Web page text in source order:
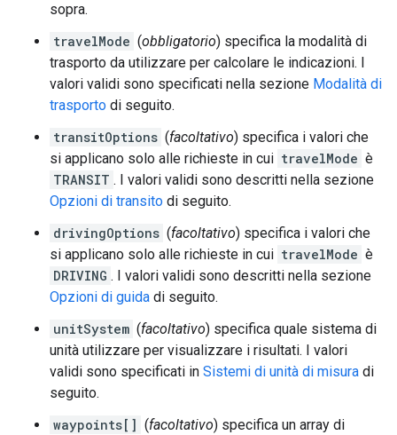
sopra.
travelMode (obbligatorio) specifica la modalità di
trasporto da utilizzare per calcolare le indicazioni. I
valori validi sono specificati nella sezione Modalità di
trasporto di seguito.
transitOptions (facoltativo) specifica i valori che
si applicano solo alle richieste in cui travelMode è
TRANSIT . I valori validi sono descritti nella sezione
Opzioni di transito di seguito.
drivingOptions (facoltativo) specifica i valori che
si applicano solo alle richieste in cui travelMode è
DRIVING . I valori validi sono descritti nella sezione
Opzioni di guida di seguito.
unitSystem (facoltativo) specifica quale sistema di
unità utilizzare per visualizzare i risultati. I valori
validi sono specificati in Sistemi di unità di misura di
seguito.
waypoints[]
(facoltativo) specifica un array di